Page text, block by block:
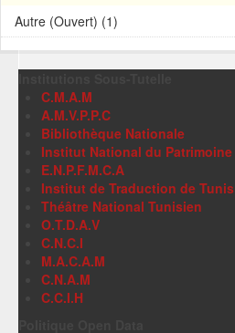
Autre (Ouvert) (1)
C.M.A.M
A.M.V.P.P.C
Bibliothèque Nationale
Institut National du Patrimoine
E.N.P.F.M.C.A
Institut de Traduction de Tunis
Théâtre National Tunisien
O.T.D.A.V
C.N.C.I
M.A.C.A.M
C.N.A.M
C.C.I.H